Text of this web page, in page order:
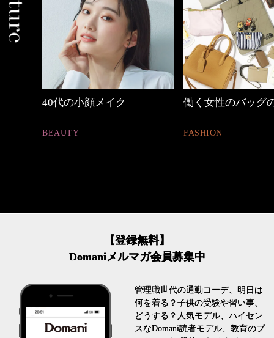
40代の小顔メイク
BEAUTY
働く女性のバッグ
FASHION
【登録無料】
Domaniメルマガ会員募集中
管理職世代の通勤コーデ、明日は
何を着る？子供の受験や習い事、
どうする？人気モデル、ハイセン
スなDomani読者モデル、教育のプ